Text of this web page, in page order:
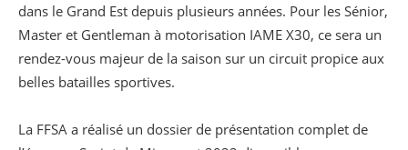
dans le Grand Est depuis plusieurs années. Pour les Sénior,
Master et Gentleman à motorisation IAME X30, ce sera un
rendez-vous majeur de la saison sur un circuit propice aux
belles batailles sportives.
La FFSA a réalisé un dossier de présentation complet de